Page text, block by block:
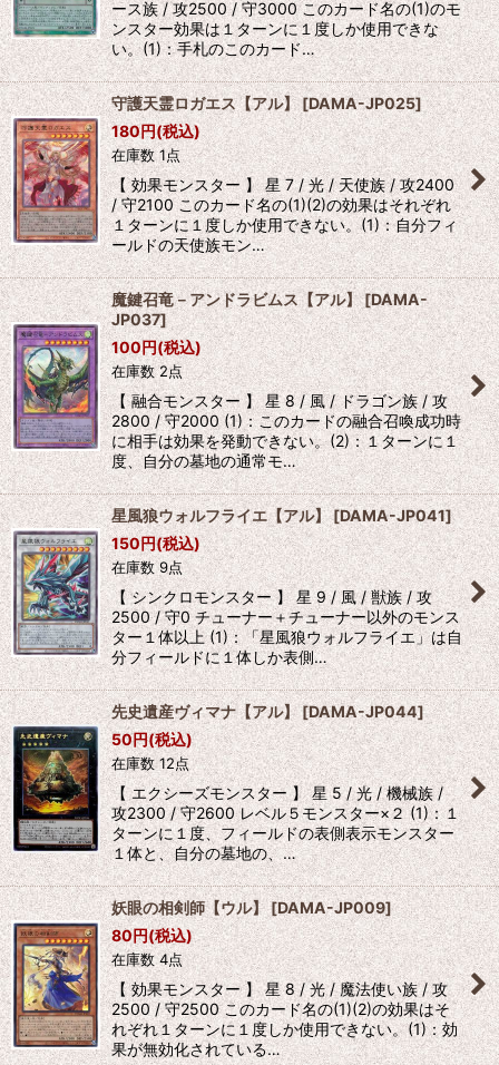
ース族 / 攻2500 / 守3000 このカード名の(1)のモ
ンスター効果は１ターンに１度しか使用できな
い。(1)：手札のこのカード…
守護天霊ロガエス【アル】[DAMA-JP025]
180円(税込)
在庫数 1点
【 効果モンスター 】 星 7 / 光 / 天使族 / 攻2400
/ 守2100 このカード名の(1)(2)の効果はそれぞれ
１ターンに１度しか使用できない。(1)：自分フィ
ールドの天使族モン…
魔鍵召竜－アンドラビムス【アル】[DAMA-
JP037]
100円(税込)
在庫数 2点
【 融合モンスター 】 星 8 / 風 / ドラゴン族 / 攻
2800 / 守2000 (1)：このカードの融合召喚成功時
に相手は効果を発動できない。(2)：１ターンに１
度、自分の墓地の通常モ…
星風狼ウォルフライエ【アル】 [DAMA-JP041]
150円(税込)
在庫数 9点
【 シンクロモンスター 】 星 9 / 風 / 獣族 / 攻
2500 / 守0 チューナー＋チューナー以外のモンス
ター１体以上 (1)：「星風狼ウォルフライエ」は自
分フィールドに１体しか表側…
先史遺産ヴィマナ【アル】 [DAMA-JP044]
50円(税込)
在庫数 12点
【 エクシーズモンスター 】 星 5 / 光 / 機械族 /
攻2300 / 守2600 レベル５モンスター×２ (1)：１
ターンに１度、フィールドの表側表示モンスター
１体と、自分の墓地の、…
妖眼の相剣師【ウル】[DAMA-JP009]
80円(税込)
在庫数 4点
【 効果モンスター 】 星 8 / 光 / 魔法使い族 / 攻
2500 / 守2500 このカード名の(1)(2)の効果はそ
れぞれ１ターンに１度しか使用できない。(1)：効
果が無効化されている…